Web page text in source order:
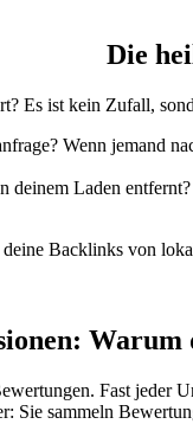
Die
Es ist kein Zufall,
Wenn jemand
deinem Laden
Backlinks von
Fast jeder
Sie sammeln